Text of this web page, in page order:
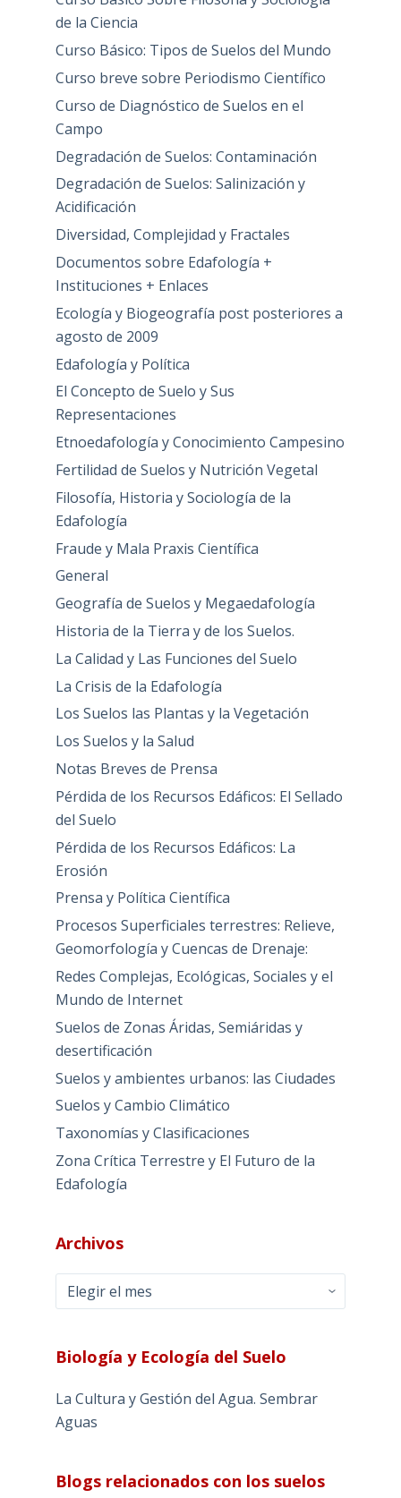
de la Ciencia
Curso Básico: Tipos de Suelos del Mundo
Curso breve sobre Periodismo Científico
Curso de Diagnóstico de Suelos en el
Campo
Degradación de Suelos: Contaminación
Degradación de Suelos: Salinización y
Acidificación
Diversidad, Complejidad y Fractales
Documentos sobre Edafología +
Instituciones + Enlaces
Ecología y Biogeografía post posteriores a
agosto de 2009
Edafología y Política
El Concepto de Suelo y Sus
Representaciones
Etnoedafología y Conocimiento Campesino
Fertilidad de Suelos y Nutrición Vegetal
Filosofía, Historia y Sociología de la
Edafología
Fraude y Mala Praxis Científica
General
Geografía de Suelos y Megaedafología
Historia de la Tierra y de los Suelos.
La Calidad y Las Funciones del Suelo
La Crisis de la Edafología
Los Suelos las Plantas y la Vegetación
Los Suelos y la Salud
Notas Breves de Prensa
Pérdida de los Recursos Edáficos: El Sellado
del Suelo
Pérdida de los Recursos Edáficos: La
Erosión
Prensa y Política Científica
Procesos Superficiales terrestres: Relieve,
Geomorfología y Cuencas de Drenaje:
Redes Complejas, Ecológicas, Sociales y el
Mundo de Internet
Suelos de Zonas Áridas, Semiáridas y
desertificación
Suelos y ambientes urbanos: las Ciudades
Suelos y Cambio Climático
Taxonomías y Clasificaciones
Zona Crítica Terrestre y El Futuro de la
Edafología
Archivos
Archivos
Biología y Ecología del Suelo
La Cultura y Gestión del Agua. Sembrar
Aguas
Blogs relacionados con los suelos